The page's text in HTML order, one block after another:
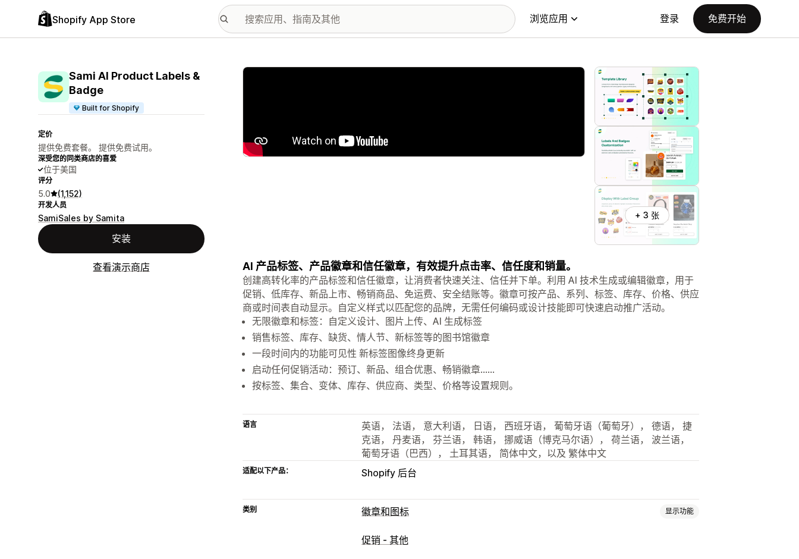
Shopify App Store 浏览应用 登录 免费开始
Sami AI Product Labels &
Badge
Built for Shopify
定价
提供免费套餐。 提供免费试用。
深受您的同类商店的喜爱
位于美国
评分
5.0 (1,152)
开发人员
SamiSales by Samita
安装
查看演示商店
配图图库
+ 3 张
AI 产品标签、产品徽章和信任徽章，有效提升点击率、信任度和销量。
创建高转化率的产品标签和信任徽章，让消费者快速关注、信任并下单。利用 AI 技术生成或编辑徽章，用于
促销、低库存、新品上市、畅销商品、免运费、安全结账等。徽章可按产品、系列、标签、库存、价格、供应
商或时间表自动显示。自定义样式以匹配您的品牌，无需任何编码或设计技能即可快速启动推广活动。
无限徽章和标签：自定义设计、图片上传、AI 生成标签
销售标签、库存、缺货、情人节、新标签等的图书馆徽章
一段时间内的功能可见性 新标签图像终身更新
启动任何促销活动：预订、新品、组合优惠、畅销徽章……
按标签、集合、变体、库存、供应商、类型、价格等设置规则。
语言
英语， 法语， 意大利语， 日语， 西班牙语， 葡萄牙语（葡萄牙）， 德语， 捷
克语， 丹麦语， 芬兰语， 韩语， 挪威语（博克马尔语）， 荷兰语， 波兰语，
葡萄牙语（巴西）， 土耳其语， 简体中文，以及 繁体中文
适配以下产品： Shopify 后台
类别 徽章和图标 显示功能
图标类型
促销 - 其他